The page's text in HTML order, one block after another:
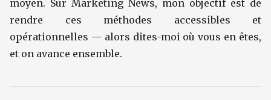
moyen. Sur Marketing News, mon objectif est de
rendre ces méthodes accessibles et
opérationnelles — alors dites-moi où vous en êtes,
et on avance ensemble.